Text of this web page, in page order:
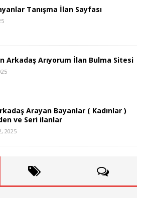
Tanışma İlan Sayfası
Arkadaş Arıyorum İlan Bulma Sitesi
Arayan Bayanlar ( Kadınlar )
ve Seri ilanlar
2025